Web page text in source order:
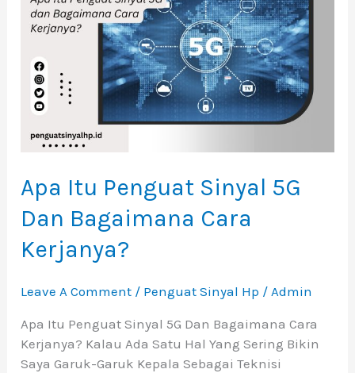
Apa Itu Penguat Sinyal 5G
Dan Bagaimana Cara
Kerjanya?
Leave A Comment / Penguat Sinyal Hp /Admin
Apa Itu Penguat Sinyal 5G Dan Bagaimana Cara
Kerjanya? Kalau Ada Satu Hal Yang Sering Bikin
Saya Garuk-Garuk Kepala Sebagai Teknisi
Sinyal
5G
Bagaimana
Cara
Kerjanya?